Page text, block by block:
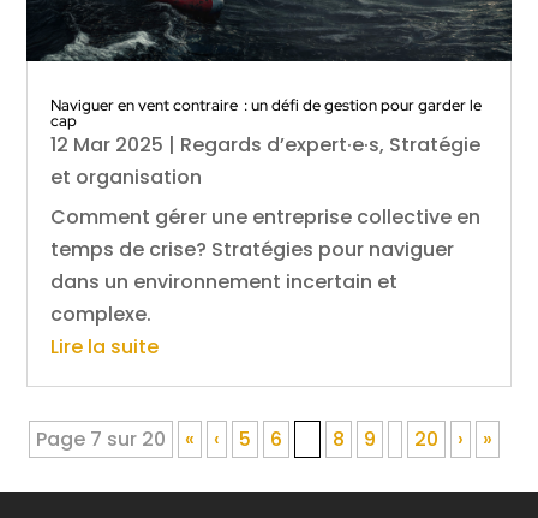
Naviguer en vent contraire : un défi de gestion pour garder le
cap
12 Mar 2025 | Regards d’expert·e·s, Stratégie
et organisation
Comment gérer une entreprise collective en
temps de crise? Stratégies pour naviguer
dans un environnement incertain et
complexe.
Lire la suite
Page 7 sur 20 « ‹ 5 6 8 9 20 › »